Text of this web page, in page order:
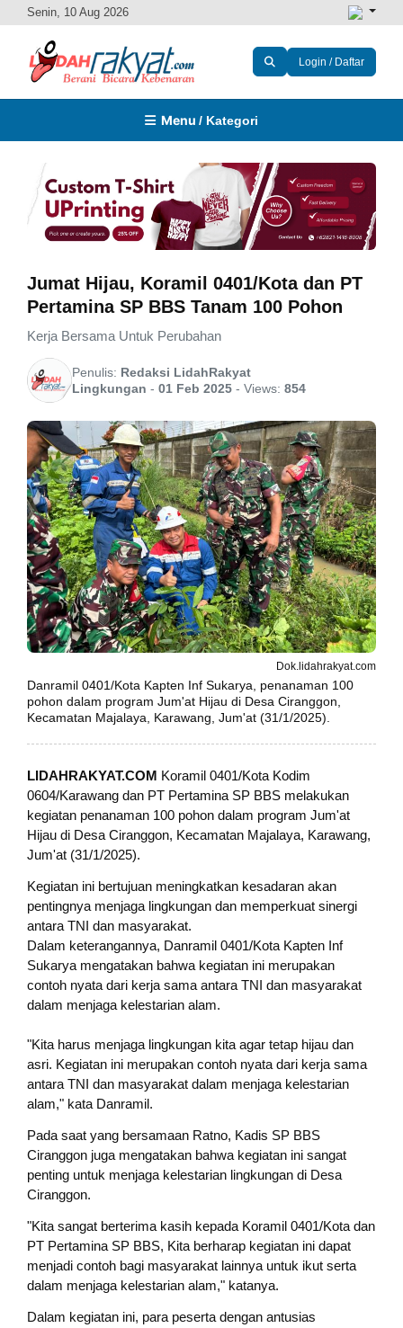
Senin, 10 Aug 2026
Login / Daftar
Menu / Kategori
Jumat Hijau, Koramil 0401/Kota dan PT
Pertamina SP BBS Tanam 100 Pohon
Kerja Bersama Untuk Perubahan
Penulis: Redaksi LidahRakyat
Lingkungan - 01 Feb 2025 - Views: 854
Dok.lidahrakyat.com
Danramil 0401/Kota Kapten Inf Sukarya, penanaman 100
pohon dalam program Jum'at Hijau di Desa Ciranggon,
Kecamatan Majalaya, Karawang, Jum'at (31/1/2025).
LIDAHRAKYAT.COM Koramil 0401/Kota Kodim
0604/Karawang dan PT Pertamina SP BBS melakukan
kegiatan penanaman 100 pohon dalam program Jum'at
Hijau di Desa Ciranggon, Kecamatan Majalaya, Karawang,
Jum'at (31/1/2025).
Kegiatan ini bertujuan meningkatkan kesadaran akan
pentingnya menjaga lingkungan dan memperkuat sinergi
antara TNI dan masyarakat.
Dalam keterangannya, Danramil 0401/Kota Kapten Inf
Sukarya mengatakan bahwa kegiatan ini merupakan
contoh nyata dari kerja sama antara TNI dan masyarakat
dalam menjaga kelestarian alam.
"Kita harus menjaga lingkungan kita agar tetap hijau dan
asri. Kegiatan ini merupakan contoh nyata dari kerja sama
antara TNI dan masyarakat dalam menjaga kelestarian
alam," kata Danramil.
Pada saat yang bersamaan Ratno, Kadis SP BBS
Ciranggon juga mengatakan bahwa kegiatan ini sangat
penting untuk menjaga kelestarian lingkungan di Desa
Ciranggon.
"Kita sangat berterima kasih kepada Koramil 0401/Kota dan
PT Pertamina SP BBS, Kita berharap kegiatan ini dapat
menjadi contoh bagi masyarakat lainnya untuk ikut serta
dalam menjaga kelestarian alam," katanya.
Dalam kegiatan ini, para peserta dengan antusias